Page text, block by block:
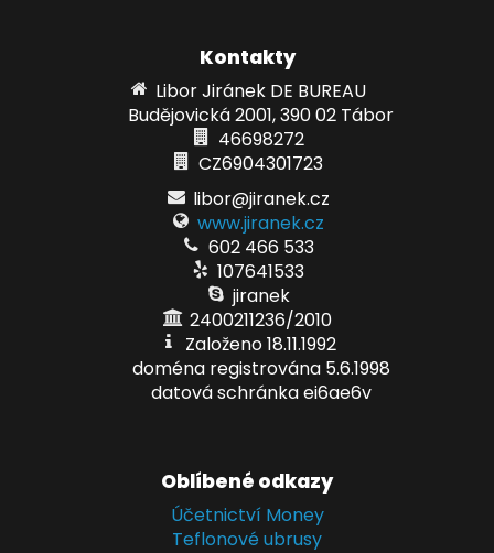
Kontakty
Libor Jiránek DE BUREAU
Budějovická 2001, 390 02 Tábor
46698272
CZ6904301723
libor@jiranek.cz
www.jiranek.cz
602 466 533
107641533
jiranek
2400211236/2010
Založeno 18.11.1992
doména registrována 5.6.1998
datová schránka ei6ae6v
Oblíbené odkazy
Účetnictví Money
Teflonové ubrusy